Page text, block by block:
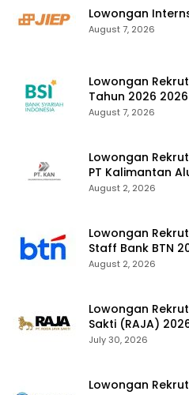
Lowongan
August 7, 2026
Lowongan
Tahun 2026 2026
August 7, 2026
Lowongan
PT Kalimantan
August 2, 2026
Lowongan
Staff Bank BTN
August 2, 2026
Lowongan
Sakti (RAJA)
July 30, 2026
Lowongan